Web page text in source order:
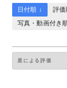
日付順 ↓ 評価
写真・動画付き